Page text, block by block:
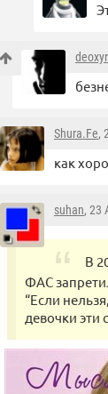
Shura.Fe,
как
suhan, 23
В
ФАС
“Если
девочки эти